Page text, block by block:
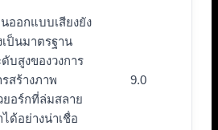
นออกแบบเสียงยัง
เป็นมาตรฐาน
ดับสูงของวงการ
รสร้างภาพ
ยอร์กที่ล่มสลาย
ได้อย่างน่าเชื่อ
9.0